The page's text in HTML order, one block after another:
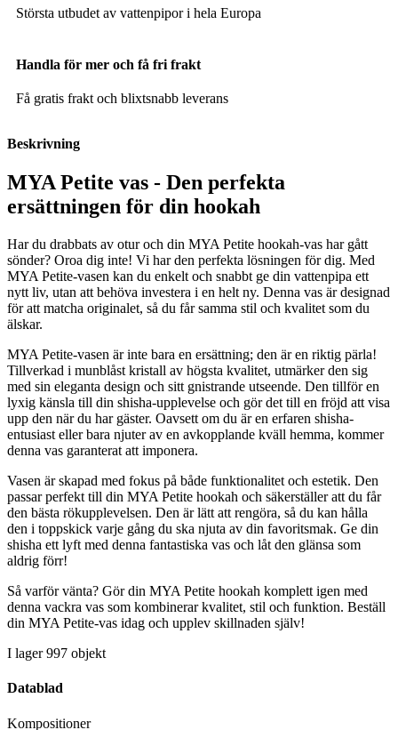
Största utbudet av vattenpipor i hela Europa
Handla för mer och få fri frakt
Få gratis frakt och blixtsnabb leverans
Beskrivning
MYA Petite vas - Den perfekta
ersättningen för din hookah
Har du drabbats av otur och din MYA Petite hookah-vas har gått
sönder? Oroa dig inte! Vi har den perfekta lösningen för dig. Med
MYA Petite-vasen kan du enkelt och snabbt ge din vattenpipa ett
nytt liv, utan att behöva investera i en helt ny. Denna vas är designad
för att matcha originalet, så du får samma stil och kvalitet som du
älskar.
MYA Petite-vasen är inte bara en ersättning; den är en riktig pärla!
Tillverkad i munblåst kristall av högsta kvalitet, utmärker den sig
med sin eleganta design och sitt gnistrande utseende. Den tillför en
lyxig känsla till din shisha-upplevelse och gör det till en fröjd att visa
upp den när du har gäster. Oavsett om du är en erfaren shisha-
entusiast eller bara njuter av en avkopplande kväll hemma, kommer
denna vas garanterat att imponera.
Vasen är skapad med fokus på både funktionalitet och estetik. Den
passar perfekt till din MYA Petite hookah och säkerställer att du får
den bästa rökupplevelsen. Den är lätt att rengöra, så du kan hålla
den i toppskick varje gång du ska njuta av din favoritsmak. Ge din
shisha ett lyft med denna fantastiska vas och låt den glänsa som
aldrig förr!
Så varför vänta? Gör din MYA Petite hookah komplett igen med
denna vackra vas som kombinerar kvalitet, stil och funktion. Beställ
din MYA Petite-vas idag och upplev skillnaden själv!
I lager 997 objekt
Datablad
Kompositioner